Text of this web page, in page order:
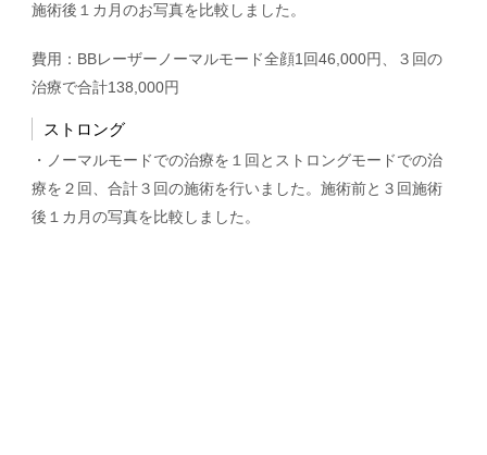
施術後１カ月のお写真を比較しました。
費用：BBレーザーノーマルモード全顔1回46,000円、３回の
治療で合計138,000円
ストロング
・ノーマルモードでの治療を１回とストロングモードでの治
療を２回、合計３回の施術を行いました。施術前と３回施術
後１カ月の写真を比較しました。